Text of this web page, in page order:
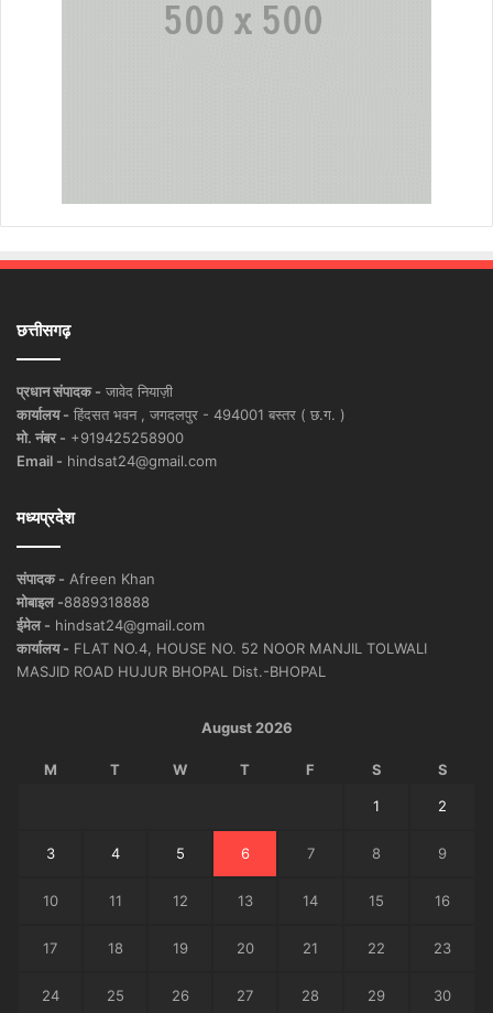
छत्तीसगढ़
प्रधान संपादक - जावेद नियाज़ी
कार्यालय - हिंदसत भवन , जगदलपुर - 494001 बस्तर ( छ.ग. )
मो. नंबर - +919425258900
Email - hindsat24@gmail.com
मध्यप्रदेश
संपादक - Afreen Khan
मोबाइल -8889318888
ईमेल - hindsat24@gmail.com
कार्यालय - FLAT NO.4, HOUSE NO. 52 NOOR MANJIL TOLWALI
MASJID ROAD HUJUR BHOPAL Dist.-BHOPAL
August 2026
M T W T F S S
1 2
3 4 5 6 7 8 9
10 11 12 13 14 15 16
17 18 19 20 21 22 23
24 25 26 27 28 29 30